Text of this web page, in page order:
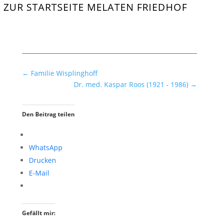
ZUR STARTSEITE MELATEN FRIEDHOF
← Familie Wisplinghoff
Dr. med. Kaspar Roos (1921 - 1986) →
Den Beitrag teilen
WhatsApp
Drucken
E-Mail
Gefällt mir: